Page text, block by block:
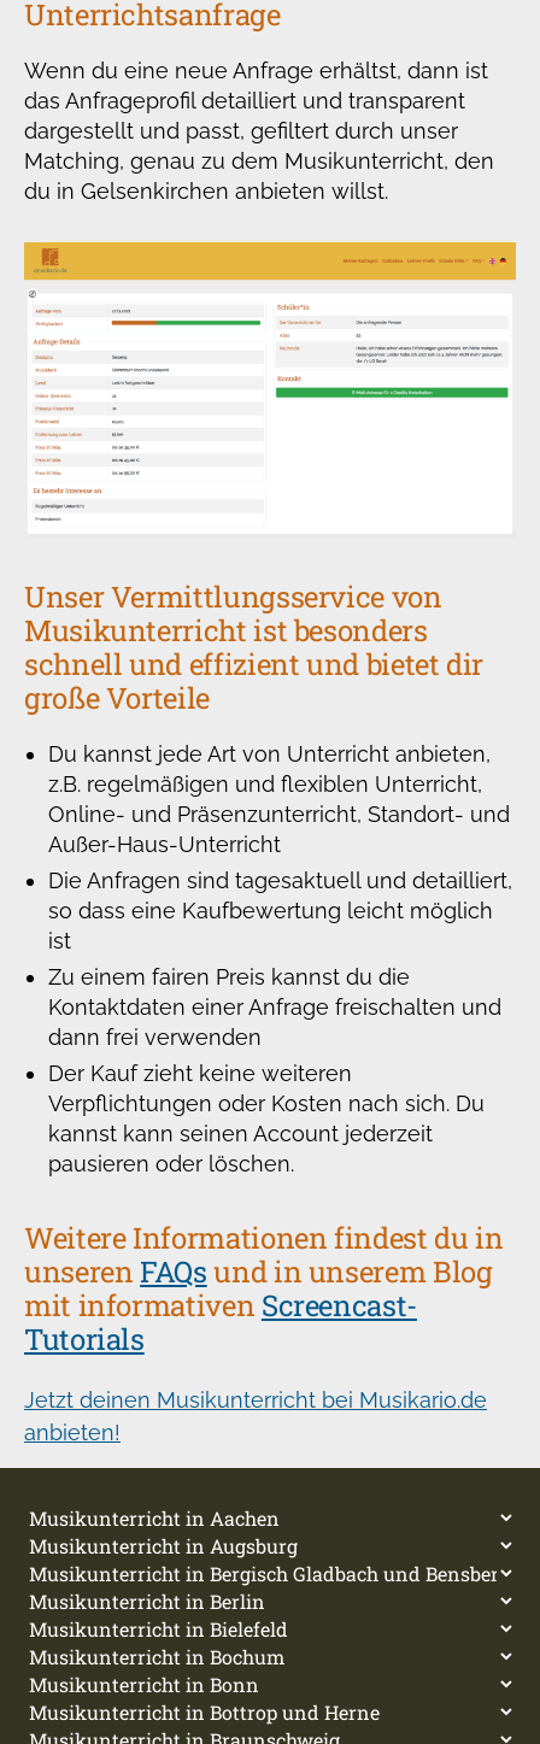
Unterrichtsanfrage
Wenn du eine neue Anfrage erhältst, dann ist
das Anfrageprofil detailliert und transparent
dargestellt und passt, gefiltert durch unser
Matching, genau zu dem Musikunterricht, den
du in Gelsenkirchen anbieten willst.
Unser Vermittlungsservice von
Musikunterricht ist besonders
schnell und effizient und bietet dir
große Vorteile
Du kannst jede Art von Unterricht anbieten,
z.B. regelmäßigen und flexiblen Unterricht,
Online- und Präsenzunterricht, Standort- und
Außer-Haus-Unterricht
Die Anfragen sind tagesaktuell und detailliert,
so dass eine Kaufbewertung leicht möglich
ist
Zu einem fairen Preis kannst du die
Kontaktdaten einer Anfrage freischalten und
dann frei verwenden
Der Kauf zieht keine weiteren
Verpflichtungen oder Kosten nach sich. Du
kannst kann seinen Account jederzeit
pausieren oder löschen.
Weitere Informationen findest du in
unseren FAQsund in unserem Blog
mit informativen Screencast-
Tutorials
Jetzt deinen Musikunterricht bei Musikario.de
anbieten!